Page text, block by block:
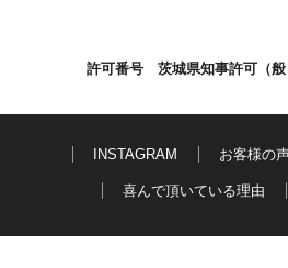
許可番号 茨城県知事許可（般
INSTAGRAM お客様の
喜んで頂いている理由